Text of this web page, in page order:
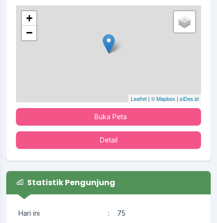
+
−
Leaflet | © Mapbox | siDes.id
Buka Peta
Detail
Statistik Pengunjung
Hari ini :
75